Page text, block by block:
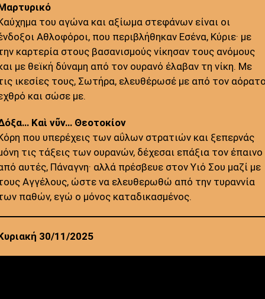
του αγώνα και αξίωμα στεφάνων είναι οι
Αθλοφόροι, που περιβλήθηκαν Εσένα, Κύριε· με
καρτερία στους βασανισμούς νίκησαν τους ανόμους
με θεϊκή δύναμη από τον ουρανό έλαβαν τη νίκη. Με
ικεσίες τους, Σωτήρα, ελευθέρωσέ με από τον
και σώσε με.
Καὶ νῦν… Θεοτοκίον
που υπερέχεις των αΰλων στρατιών και ξεπερνάς
τις τάξεις των ουρανών, δέχεσαι επάξια τον έπαινο
αυτές, Πάναγνη· αλλά πρέσβευε στον Υιό Σου μαζί με
Αγγέλους, ώστε να ελευθερωθώ από την τυραννία
παθών, εγώ ο μόνος καταδικασμένος.
30/11/2025